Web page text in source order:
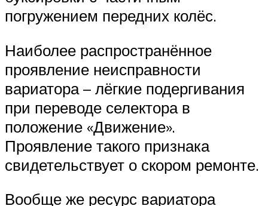
погружением передних колёс.
Наиболее распространённое
проявление неисправности
вариатора – лёгкие подергивания
при переводе селектора в
положение «Движение».
Проявление такого признака
свидетельствует о скором ремонте.
Вообще же ресурс вариатора